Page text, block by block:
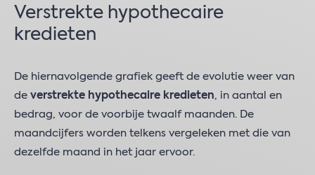
Verstrekte hypothecaire
kredieten
De hiernavolgende grafiek geeft de evolutie weer van
de verstrekte hypothecaire kredieten, in aantal en
bedrag, voor de voorbije twaalf maanden. De
maandcijfers worden telkens vergeleken met die van
dezelfde maand in het jaar ervoor.